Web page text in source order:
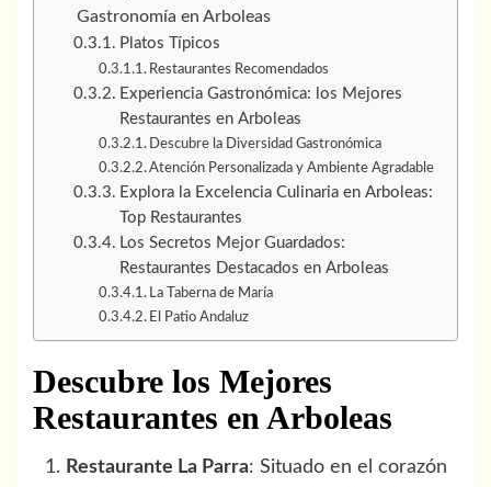
Gastronomía en Arboleas
Platos Típicos
Restaurantes Recomendados
Experiencia Gastronómica: los Mejores
Restaurantes en Arboleas
Descubre la Diversidad Gastronómica
Atención Personalizada y Ambiente Agradable
Explora la Excelencia Culinaria en Arboleas:
Top Restaurantes
Los Secretos Mejor Guardados:
Restaurantes Destacados en Arboleas
La Taberna de María
El Patio Andaluz
Descubre los Mejores
Restaurantes en Arboleas
Restaurante La Parra: Situado en el corazón